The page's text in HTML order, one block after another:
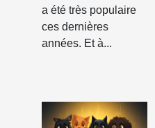
a été très populaire
ces dernières
années. Et à...